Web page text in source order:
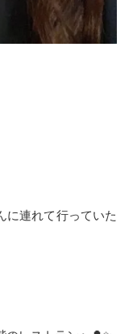
に連れて行っていた